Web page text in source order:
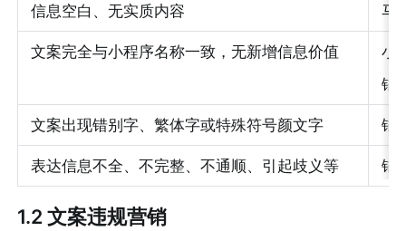
信息空白、无实质内容 马
文案完全与小程序名称一致，无新增信息价值
小
锚
文案出现错别字、繁体字或特殊符号颜文字 锚
表达信息不全、不完整、不通顺、引起歧义等 锚
1.2 文案违规营销